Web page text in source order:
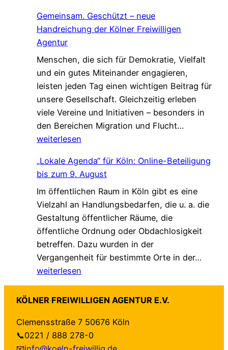
e
a
l
k
h
a
t
,
d
i
e
d
L
b
e
n
v
e
r
n
d
u
h
e
n
V
e
r
ä
k
u
g
Gemeinsam. Geschützt – neue
Handreichung der Kölner Freiwilligen
Agentur
Menschen, die sich für Demokratie, Vielfalt
und ein gutes Miteinander engagieren,
leisten jeden Tag einen wichtigen Beitrag für
unsere Gesellschaft. Gleichzeitig erleben
viele Vereine und Initiativen – besonders in
den Bereichen Migration und Flucht…
e
n
s
m
G
s
weiterlesen
„Lokale Agenda“ für Köln: Online-Beteiligung
bis zum 9. August
Im öffentlichen Raum in Köln gibt es eine
Vielzahl an Handlungsbedarfen, die u. a. die
Gestaltung öffentlicher Räume, die
öffentliche Ordnung oder Obdachlosigkeit
betreffen. Dazu wurden in der
Vergangenheit für bestimmte Orte in der…
o
weiterlesen
KÖLNER FREIWILLIGEN AGENTUR E.V.
Clemensstraße 7 50676 Köln
📞0221 / 888 278-0